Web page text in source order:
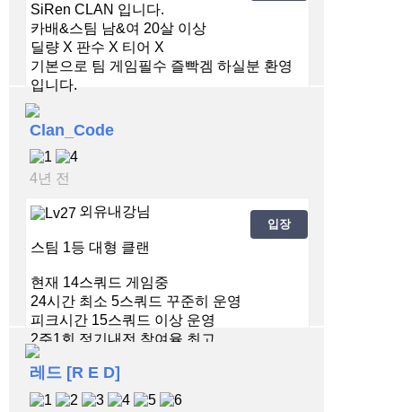
SiRen CLAN 입니다.
카배&스팀 남&여 20살 이상
딜량 X 판수 X 티어 X
기본으로 팀 게임필수 즐빡겜 하실분 환영
입니다.
사람이 적어도 오래함께 친목 다지실 분 모
집
Clan_Code
4년 전
입장
외유내강님
스팀 1등 대형 클랜
현재 14스쿼드 게임중
24시간 최소 5스쿼드 꾸준히 운영
피크시간 15스쿼드 이상 운영
2주1회 정기내전 참여율 최고
가입조건
성인 매너 예의 존중 갖춘분
레드 [R E D]